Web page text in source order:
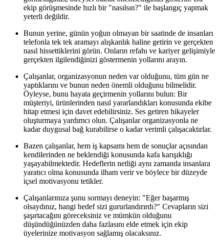
ekip görüşmesinde hızlı bir "nasılsın?" ile başlangıç yapmak
yeterli değildir.
Bunun yerine, günün yoğun olmayan bir saatinde de insanları
telefonla tek tek aramayı alışkanlık haline getirin ve gerçekten
nasıl hissettiklerini görün. Onların refahı ve kariyer gelişimiyle
gerçekten ilgilendiğinizi göstermenin yollarını arayın.
Çalışanlar, organizasyonun neden var olduğunu, tüm gün ne
yaptıklarını ve bunun neden önemli olduğunu bilmelidir.
Öyleyse, bunu hayata geçirmenin yollarını bulun: Bir
müşteriyi, ürünlerinden nasıl yararlandıkları konusunda ekibe
hitap etmesi için davet edebilirsiniz. Ses getiren hikayeler
oluşturmaya yardımcı olun. Çalışanlar organizasyonla ne
kadar duygusal bağ kurabilirse o kadar verimli çalışacaktırlar.
Bazen çalışanlar, hem iş kapsamı hem de sonuçlar açısından
kendilerinden ne beklendiği konusunda kafa karışıklığı
yaşayabilmektedir. Hedeflerin netliği aynı zamanda insanlara
yaratıcı olma konusunda ilham verir ve böylece bir düzeyde
içsel motivasyonu tetikler.
Çalışanlarınıza şunu sormayı deneyin: "Eğer başarmış
olsaydınız, hangi hedef sizi gururlandırırdı?" Cevapların sizi
şaşırtacağını göreceksiniz ve mümkün olduğunu
düşündüğünüzden daha fazlasını elde etmek için ekip
üyelerinize motivasyon sağlamış olacaksınız.